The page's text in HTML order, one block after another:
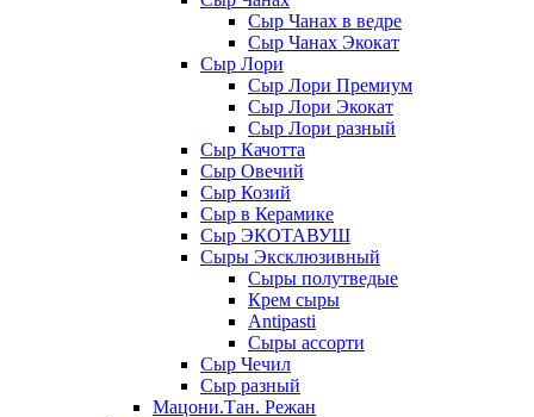
Сыр Чанах в ведре
Сыр Чанах Экокат
Сыр Лори
Сыр Лори Премиум
Сыр Лори Экокат
Сыр Лори разный
Сыр Качотта
Сыр Овечий
Сыр Козий
Сыр в Керамике
Сыр ЭКОТАВУШ
Сыры Эксклюзивный
Сыры полутведые
Крем сыры
Antipasti
Сыры ассорти
Сыр Чечил
Сыр разный
Мацони.Тан. Режан